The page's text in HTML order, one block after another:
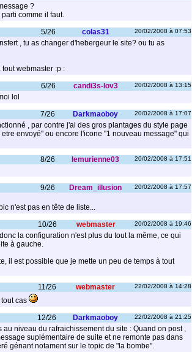
?
comme il faut.
5/26 colas31 20/02/2008 à 07:53
, tu as changer d'hebergeur le site? ou tu as
webmaster :p :
6/26 candi3s-lov3 20/02/2008 à 13:15
lol
7/26 Darkmaoboy 20/02/2008 à 17:07
, par contre j'ai des gros plantages du style page
envoyé" ou encore l'icone "1 nouveau message" qui
8/26 lemurienne03 20/02/2008 à 17:51
9/26 Dream_illusion 20/02/2008 à 17:57
n'est pas en tête de liste...
10/26 webmaster 20/02/2008 à 19:46
la configuration n'est plus du tout la même, ce qui
à gauche.
il est possible que je mette un peu de temps à tout
11/26 webmaster 22/02/2008 à 14:28
cas
12/26 Darkmaoboy 22/02/2008 à 21:25
niveau du rafraichissement du site : Quand on post ,
suplémentaire de suite et ne remonte pas dans
génant notament sur le topic de "la bombe".